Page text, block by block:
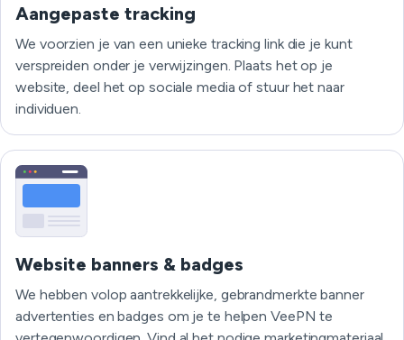
Aangepaste tracking
We voorzien je van een unieke tracking link die je kunt
verspreiden onder je verwijzingen. Plaats het op je
website, deel het op sociale media of stuur het naar
individuen.
Website banners & badges
We hebben volop aantrekkelijke, gebrandmerkte banner
advertenties en badges om je te helpen VeePN te